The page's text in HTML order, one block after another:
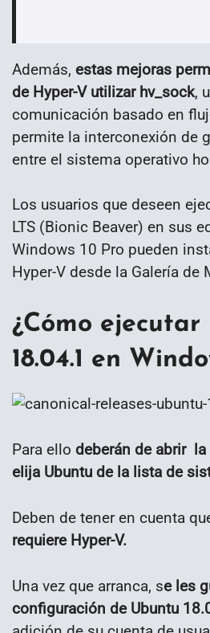
Además, estas mejoras
de Hyper-V utilizar hv_sock,
comunicación basado en
permite la interconexión de
entre el sistema operativo
Los usuarios que deseen
LTS (Bionic Beaver) en sus
Windows 10 Pro pueden
Hyper-V desde la Galería de
¿Cómo ejecutar
18.04.1 en
Para ello deberán de abrir la
elija Ubuntu de la lista de
Deben de tener en cuenta
requiere Hyper-V.
Una vez que arranca, se les
configuración de Ubuntu